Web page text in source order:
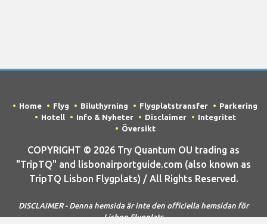
Home Flyg Biluthyrning Flygplatstransfer
Parkering
Hotell
Info & Nyheter Disclaimer
Integritet
Översikt
COPYRIGHT © 2026 Try Quantum OU trading as
"TripTQ" and lisbonairportguide.com (also known as
TripTQ Lisbon Flygplats) / All Rights Reserved.
DISCLAIMER - Denna hemsida är inte den officiella hemsidan för
Lisbon Flygplats